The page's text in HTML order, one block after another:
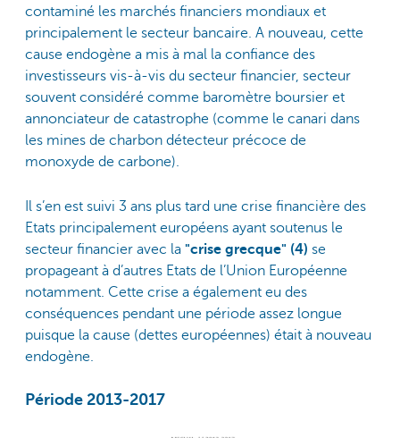
contaminé les marchés financiers mondiaux et
principalement le secteur bancaire. A nouveau, cette
cause endogène a mis à mal la confiance des
investisseurs vis-à-vis du secteur financier, secteur
souvent considéré comme baromètre boursier et
annonciateur de catastrophe (comme le canari dans
les mines de charbon détecteur précoce de
monoxyde de carbone).
Il s’en est suivi 3 ans plus tard une crise financière des
Etats principalement européens ayant soutenus le
secteur financier avec la "crise grecque" (4) se
propageant à d’autres Etats de l’Union Européenne
notamment. Cette crise a également eu des
conséquences pendant une période assez longue
puisque la cause (dettes européennes) était à nouveau
endogène.
Période 2013-2017